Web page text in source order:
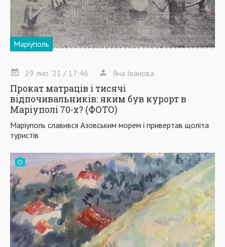
Маріуполь
29 лип '21 / 17:46 Яна Іванова
Прокат матраців і тисячі
відпочивальників: яким був курорт в
Маріуполі 70-х? (ФОТО)
Маріуполь славився Азовським морем і привертав щоліта
туристів